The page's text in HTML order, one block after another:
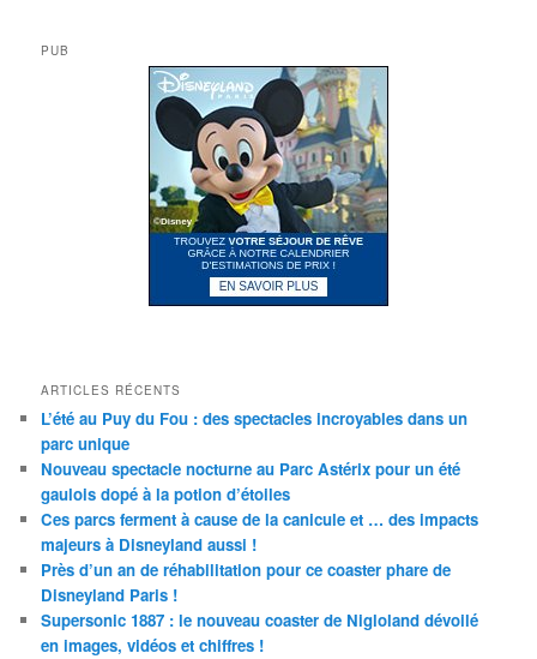
PUB
ARTICLES RÉCENTS
L’été au Puy du Fou : des spectacles incroyables dans un
parc unique
Nouveau spectacle nocturne au Parc Astérix pour un été
gaulois dopé à la potion d’étoiles
Ces parcs ferment à cause de la canicule et … des impacts
majeurs à Disneyland aussi !
Près d’un an de réhabilitation pour ce coaster phare de
Disneyland Paris !
Supersonic 1887 : le nouveau coaster de Nigloland dévoilé
en images, vidéos et chiffres !